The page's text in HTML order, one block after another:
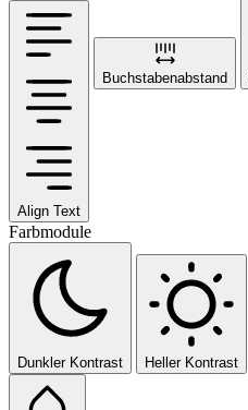
Align Text
Buchstabenabstand
Farbmodule
Dunkler Kontrast Heller Kontrast